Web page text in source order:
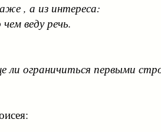
, а из интереса:
веду речь.
ограничиться первыми